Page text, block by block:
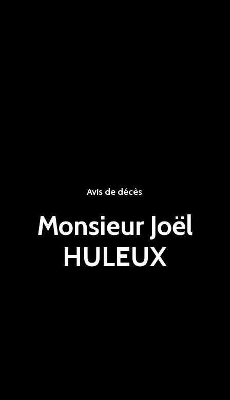
Avis de décès
Monsieur Joël
HULEUX